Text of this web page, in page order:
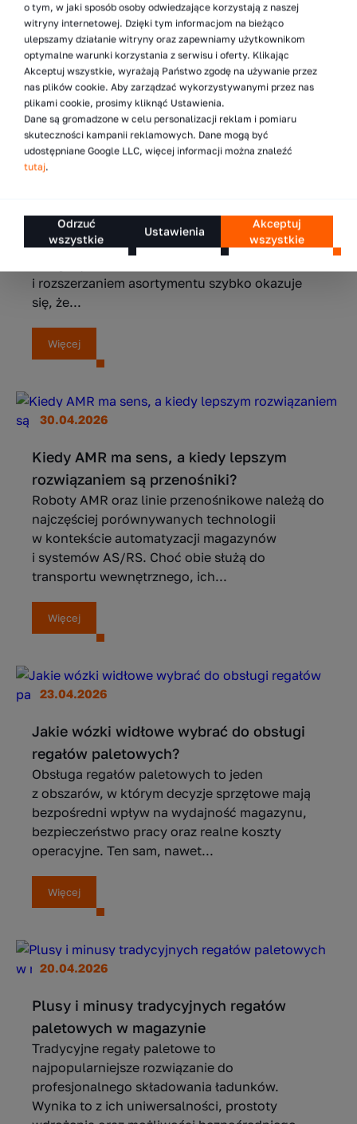
bywają też najbardziej niedoceniane pod
względem ryzyka. Projektuje...
Więcej
7.05.2026
Zwiększenie liczby palet w magazynie jest
jednym z najczęstszych wyzwań operacyjnych
i rozszerzaniem asortymentu szybko okazuje
się, że...
Więcej
30.04.2026
Kiedy AMR ma sens, a kiedy lepszym
rozwiązaniem są przenośniki?
Roboty AMR oraz linie przenośnikowe należą do
najczęściej porównywanych technologii
w kontekście automatyzacji magazynów
i systemów AS/RS. Choć obie służą do
transportu wewnętrznego, ich...
Więcej
23.04.2026
Jakie wózki widłowe wybrać do obsługi
regałów paletowych?
Obsługa regałów paletowych to jeden
z obszarów, w którym decyzje sprzętowe mają
bezpośredni wpływ na wydajność magazynu,
bezpieczeństwo pracy oraz realne koszty
operacyjne. Ten sam, nawet...
Więcej
20.04.2026
Plusy i minusy tradycyjnych regałów
paletowych w magazynie
Tradycyjne regały paletowe to
najpopularniejsze rozwiązanie do
profesjonalnego składowania ładunków.
Wynika to z ich uniwersalności, prostoty
o tym, w jaki sposób osoby odwiedzające korzystają z naszej
witryny internetowej. Dzięki tym informacjom na bieżąco
ulepszamy działanie witryny oraz zapewniamy użytkownikom
optymalne warunki korzystania z serwisu i oferty. Klikając
Akceptuj wszystkie, wyrażają Państwo zgodę na używanie przez
nas plików cookie. Aby zarządzać wykorzystywanymi przez nas
plikami cookie, prosimy kliknąć Ustawienia.
Dane są gromadzone w celu personalizacji reklam i pomiaru
skuteczności kampanii reklamowych. Dane mogą być
udostępniane Google LLC, więcej informacji można znaleźć
tutaj.
Odrzuć
wszystkie
Ustawienia
Akceptuj
wszystkie